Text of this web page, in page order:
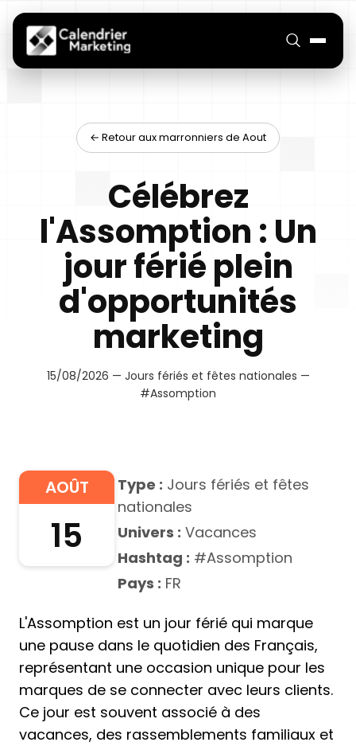
← Retour aux marronniers de Aout
Célébrez
l'Assomption : Un
jour férié plein
d'opportunités
marketing
15/08/2026 — Jours fériés et fêtes nationales —
#Assomption
AOÛT
15
Type : Jours fériés et fêtes
nationales
Univers : Vacances
Hashtag : #Assomption
Pays : FR
L'Assomption est un jour férié qui marque
une pause dans le quotidien des Français,
représentant une occasion unique pour les
marques de se connecter avec leurs clients.
Ce jour est souvent associé à des
vacances, des rassemblements familiaux et